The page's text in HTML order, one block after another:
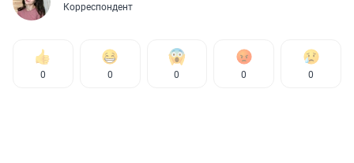
Корреспондент
0 0 0 0 0